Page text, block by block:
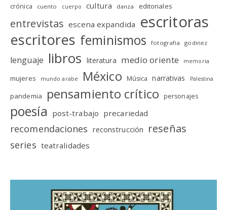
crónica cuento cuerpo cultura danza editoriales
entrevistas escena expandida escritoras
escritores feminismos fotografia godinez
lenguaje libros literatura medio oriente memoria
mujeres mundo arabe México Música narrativas Palestina
pandemia pensamiento crítico personajes
poesía post-trabajo precariedad
recomendaciones reconstrucción reseñas
series teatralidades